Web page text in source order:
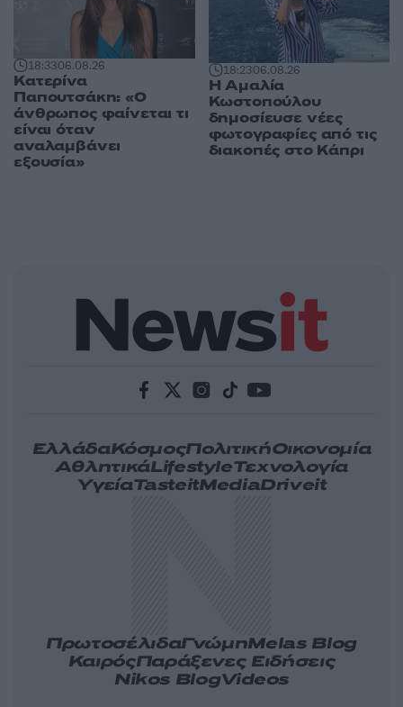
18:3306.08.26
Κατερίνα
Παπουτσάκη: «Ο
άνθρωπος φαίνεται τι
είναι όταν
αναλαμβάνει
εξουσία»
18:2306.08.26
Η Αμαλία
Κωστοπούλου
δημοσίευσε νέες
φωτογραφίες από τις
διακοπές στο Κάπρι
ΕλλάδαΚόσμοςΠολιτικήΟικονομία
ΑθλητικάLifestyleΤεχνολογία
ΥγείαTasteitMediaDriveit
ΠρωτοσέλιδαΓνώμηMelas Blog
ΚαιρόςΠαράξενες Ειδήσεις
Nikos BlogVideos